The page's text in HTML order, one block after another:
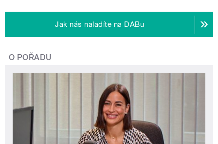
Jak nás naladíte na DABu
O POŘADU